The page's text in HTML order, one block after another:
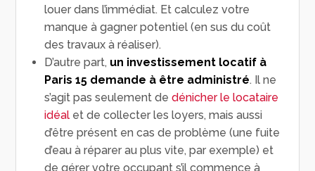
louer dans l’immédiat. Et calculez votre
manque à gagner potentiel (en sus du coût
des travaux à réaliser).
D’autre part, un investissement locatif à
Paris 15 demande à être administré. Il ne
s’agit pas seulement dedénicher le locataire
idéal et de collecter les loyers, mais aussi
d’être présent en cas de problème (une fuite
d’eau à réparer au plus vite, par exemple) et
de gérer votre occupant s’il commence à